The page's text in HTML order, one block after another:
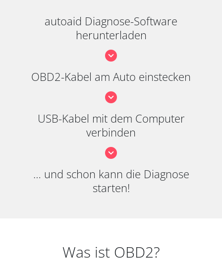
autoaid Diagnose-Software
herunterladen
OBD2-Kabel am Auto einstecken
USB-Kabel mit dem Computer
verbinden
… und schon kann die Diagnose
starten!
Was ist OBD2?